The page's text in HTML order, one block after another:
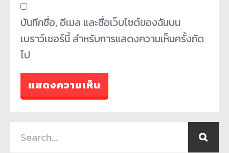
บันทึกชื่อ, อีเมล และชื่อเว็บไซต์ของฉันบน
เบราว์เซอร์นี้ สำหรับการแสดงความเห็นครั้งถัด
ไป